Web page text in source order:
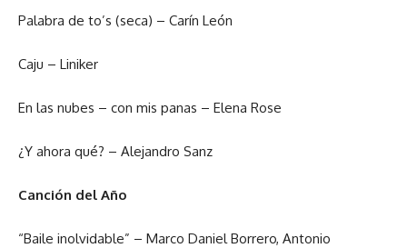
Palabra de to’s (seca) – Carín León
Caju – Liniker
En las nubes – con mis panas – Elena Rose
¿Y ahora qué? – Alejandro Sanz
Canción del Año
“Baile inolvidable” – Marco Daniel Borrero, Antonio